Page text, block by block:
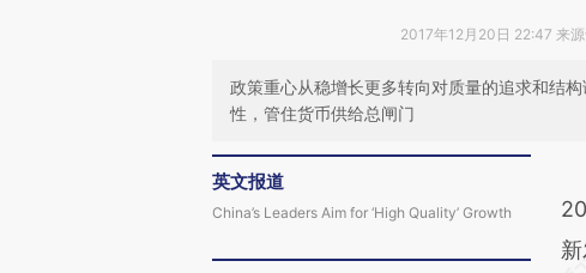
2017年12月20日 22:47 来
政策重心从稳增长更多转向对质量的追求和结
性，管住货币供给总闸门
英文报道
China’s Leaders Aim for ‘High Quality’ Growth